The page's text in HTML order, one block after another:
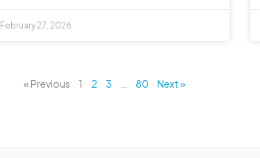
February 27, 2026
« Previous 1 2 3 80 Next »